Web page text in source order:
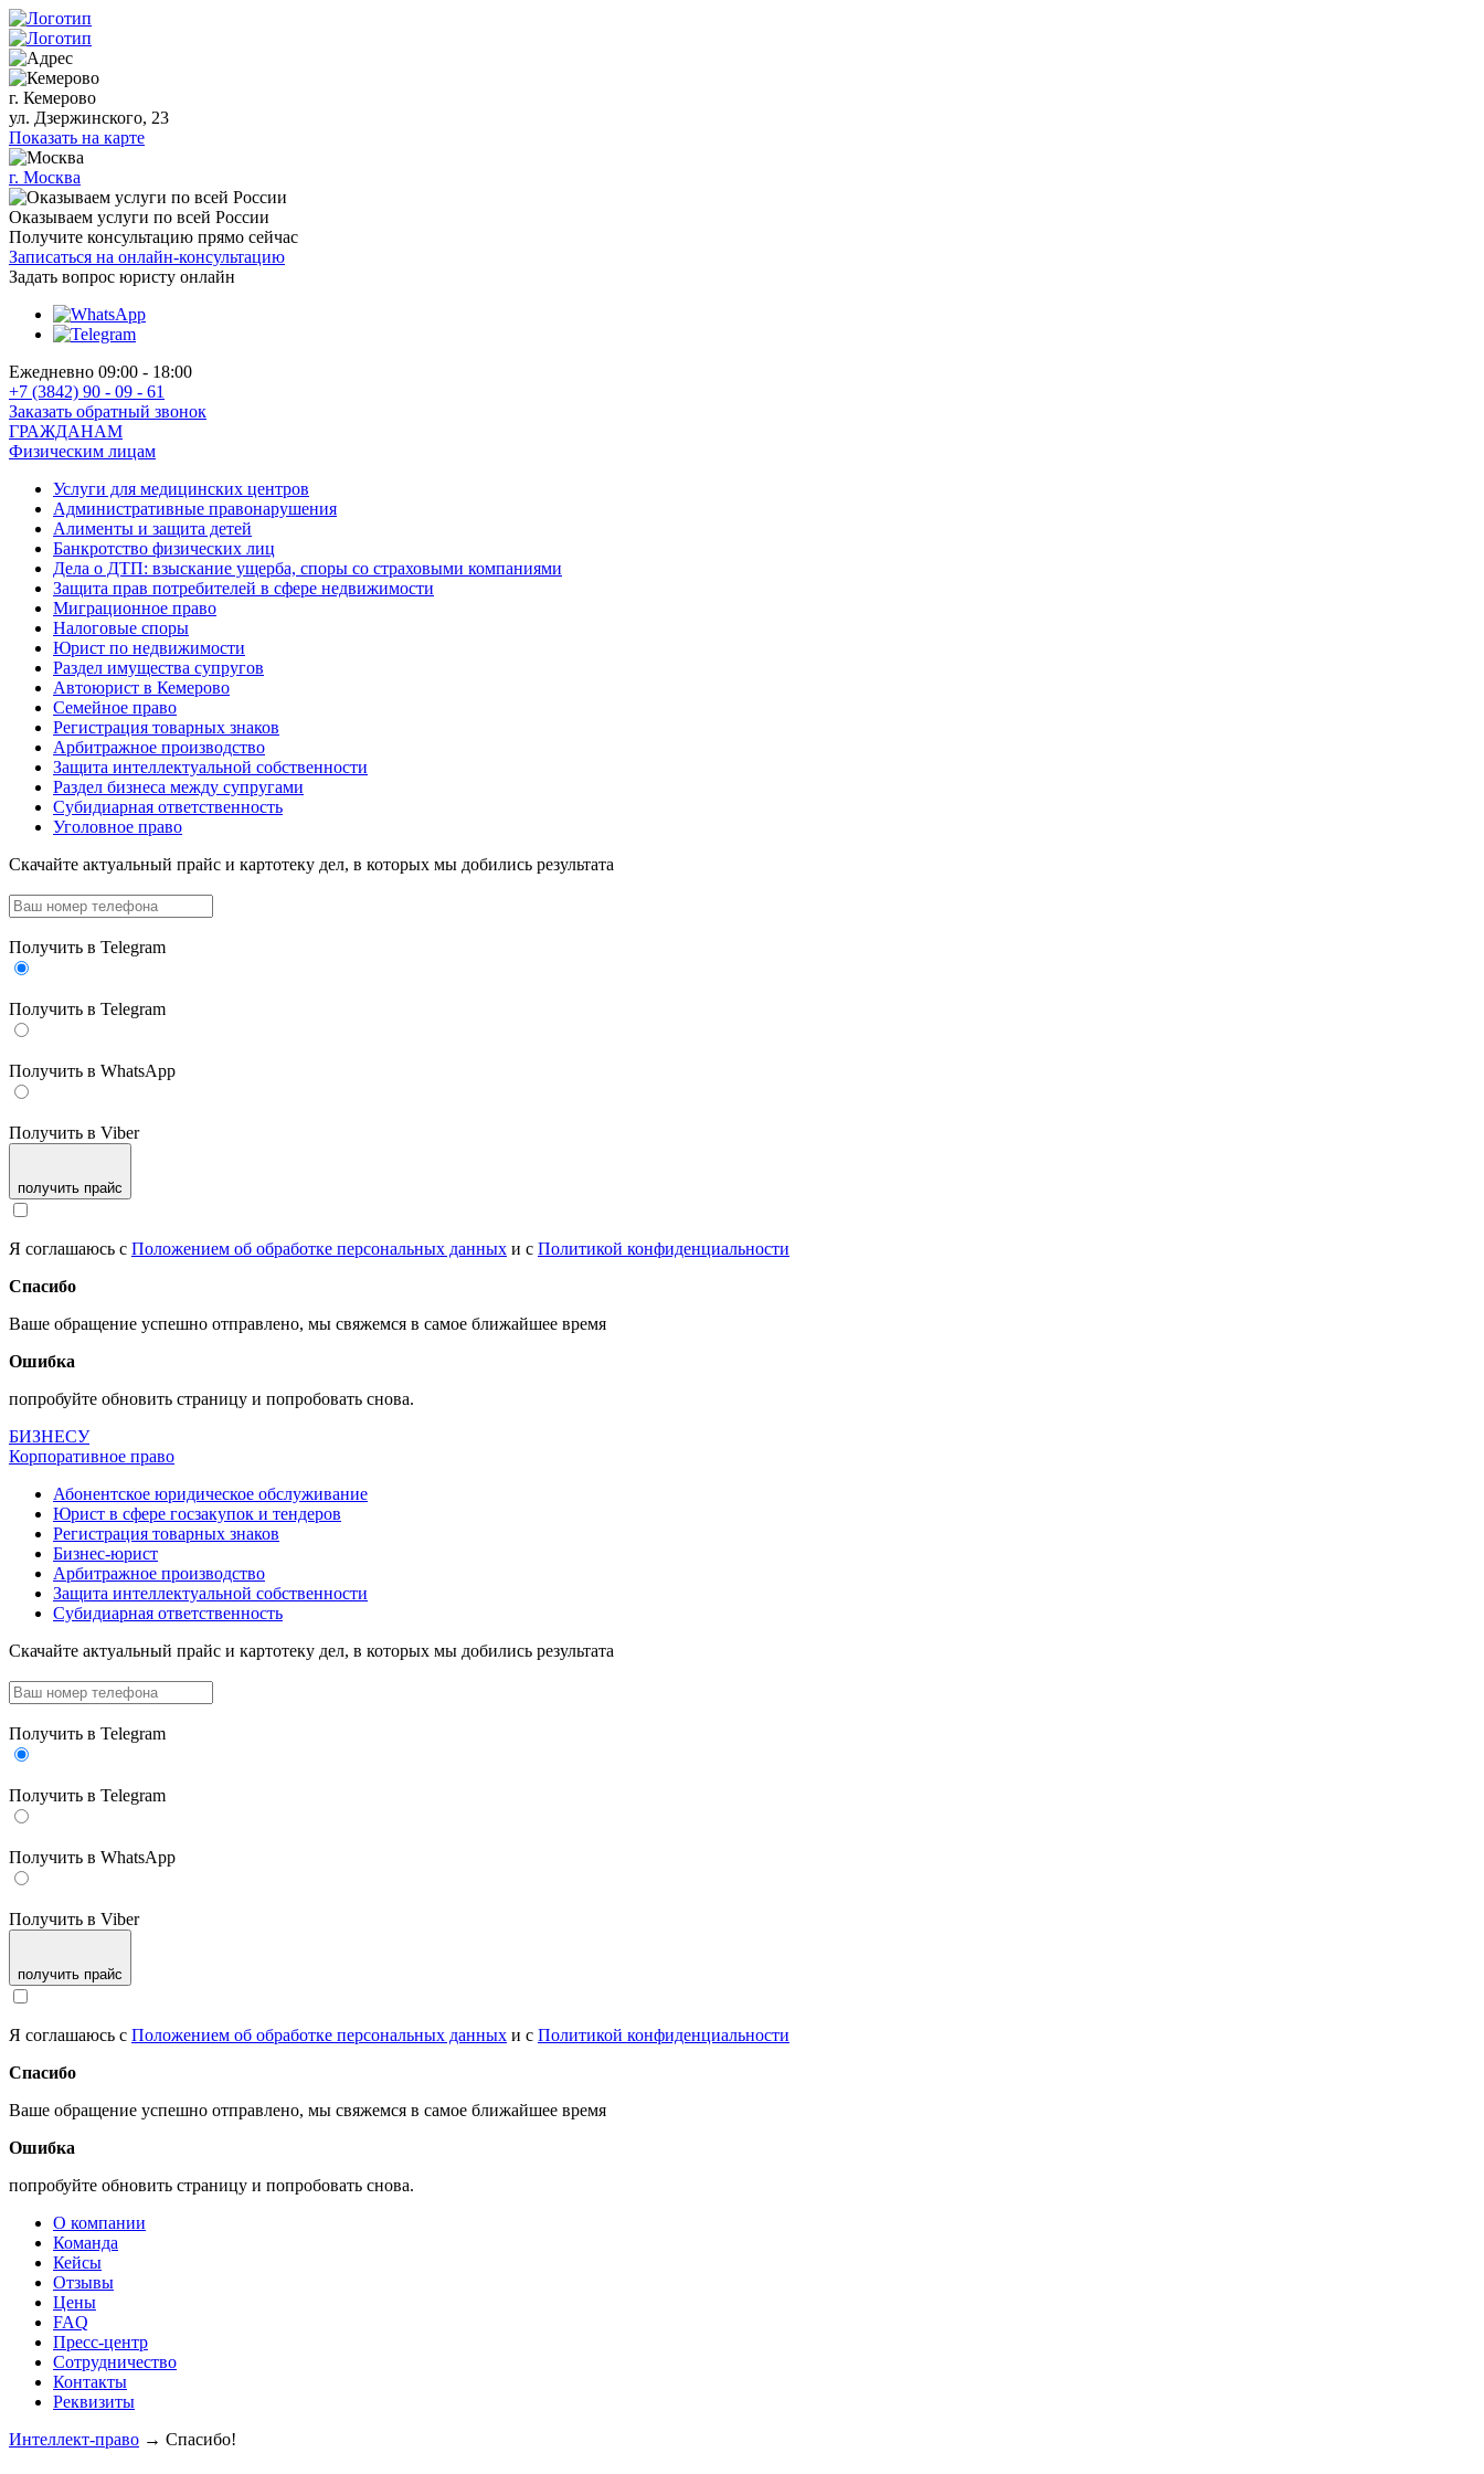
г. Кемерово
ул. Дзержинского, 23
Показать на карте
г. Москва
Оказываем услуги по всей России
Получите консультацию прямо сейчас
Записаться на онлайн-консультацию
Задать вопрос юристу онлайн
Ежедневно 09:00 - 18:00
+7 (3842) 90 - 09 - 61
Заказать обратный звонок
ГРАЖДАНАМ
Физическим лицам
Услуги для медицинских центров
Административные правонарушения
Алименты и защита детей
Банкротство физических лиц
Дела о ДТП: взыскание ущерба, споры со страховыми компаниями
Защита прав потребителей в сфере недвижимости
Миграционное право
Налоговые споры
Юрист по недвижимости
Раздел имущества супругов
Автоюрист в Кемерово
Семейное право
Регистрация товарных знаков
Арбитражное производство
Защита интеллектуальной собственности
Раздел бизнеса между супругами
Субидиарная ответственность
Уголовное право
Скачайте актуальный прайс и картотеку дел, в которых мы добились результата
Получить в Telegram
Получить в Telegram
Получить в WhatsApp
Получить в Viber
получить прайс
Я соглашаюсь с Положением об обработке персональных данных и с Политикой конфиденциальности
Спасибо
Ваше обращение успешно отправлено, мы свяжемся в самое ближайшее время
Ошибка
попробуйте обновить страницу и попробовать снова.
БИЗНЕСУ
Корпоративное право
Абонентское юридическое обслуживание
Юрист в сфере госзакупок и тендеров
Регистрация товарных знаков
Бизнес-юрист
Арбитражное производство
Защита интеллектуальной собственности
Субидиарная ответственность
Скачайте актуальный прайс и картотеку дел, в которых мы добились результата
Получить в Telegram
Получить в Telegram
Получить в WhatsApp
Получить в Viber
получить прайс
Я соглашаюсь с Положением об обработке персональных данных и с Политикой конфиденциальности
Спасибо
Ваше обращение успешно отправлено, мы свяжемся в самое ближайшее время
Ошибка
попробуйте обновить страницу и попробовать снова.
О компании
Команда
Кейсы
Отзывы
Цены
FAQ
Пресс-центр
Сотрудничество
Контакты
Реквизиты
Интеллект-право → Спасибо!